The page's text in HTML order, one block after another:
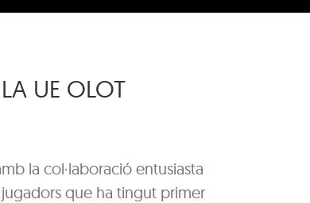
UE OLOT
la col·laboració entusiasta
que ha tingut primer